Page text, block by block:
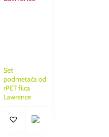
Set
podmetača od
rPET filca
Lawrence